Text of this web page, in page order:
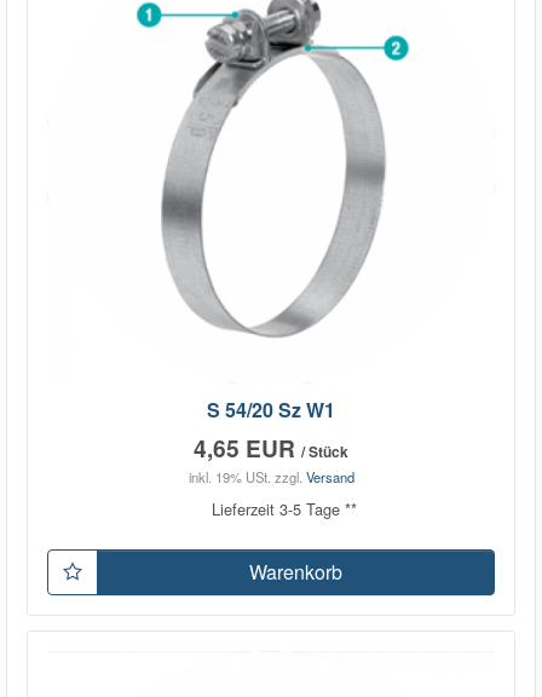
S 54/20 Sz W1
4,65 EUR / Stück
inkl. 19% USt. zzgl. Versand
Lieferzeit 3-5 Tage **
Warenkorb